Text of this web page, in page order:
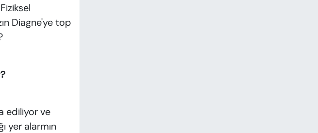
Diagne'ye top
ediliyor ve
yer alarmın